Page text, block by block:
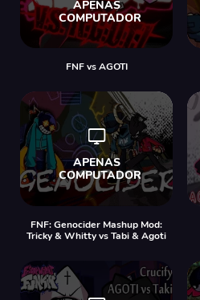
FNF vs AGOTI
FNF: Genocider Mashup Mod:
Tricky & Whitty vs Tabi & Agoti